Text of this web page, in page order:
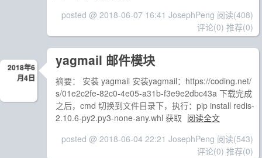
posted @ 2018-06-07 16:41 JosephPeng 阅读(408)
评论(0) 推荐(0)
2018年6
月4日
yagmail 邮件模块
摘要： 安装 yagmail 安装yagmail：https://coding.net/
s/01e2c2fe-82c0-4e05-a31b-f3e9e2dbc43a 下载完成
之后，cmd 切换到文件目录下，执行：pip install redis-
2.10.6-py2.py3-none-any.whl 获取 阅读全文
posted @ 2018-06-04 22:21 JosephPeng 阅读(543)
评论(0) 推荐(0)